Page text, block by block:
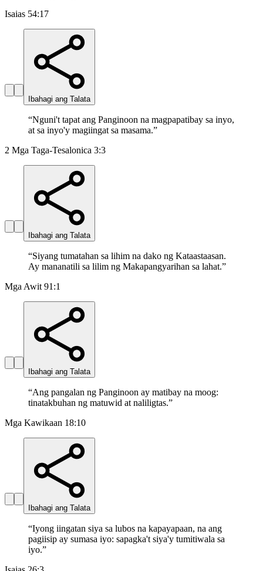
Isaias 54:17
Ibahagi ang Talata
“Nguni't tapat ang Panginoon na magpapatibay sa inyo,
at sa inyo'y magiingat sa masama.”
2 Mga Taga-Tesalonica 3:3
Ibahagi ang Talata
“Siyang tumatahan sa lihim na dako ng Kataastaasan.
Ay mananatili sa lilim ng Makapangyarihan sa lahat.”
Mga Awit 91:1
Ibahagi ang Talata
“Ang pangalan ng Panginoon ay matibay na moog:
tinatakbuhan ng matuwid at naliligtas.”
Mga Kawikaan 18:10
Ibahagi ang Talata
“Iyong iingatan siya sa lubos na kapayapaan, na ang
pagiisip ay sumasa iyo: sapagka't siya'y tumitiwala sa
iyo.”